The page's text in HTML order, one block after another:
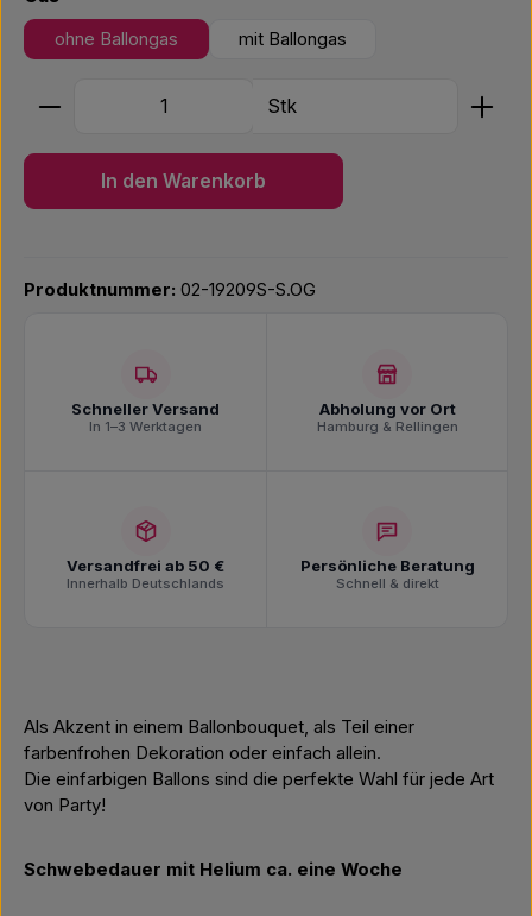
ohne Ballongas mit Ballongas
Produkt Anzahl: Gib den gewünschten Wert ein
Stk
In den Warenkorb
Produktnummer: 02-19209S-S.OG
Schneller Versand
In 1–3 Werktagen
Abholung vor Ort
Hamburg & Rellingen
Versandfrei ab 50 €
Innerhalb Deutschlands
Persönliche Beratung
Schnell & direkt
Als Akzent in einem Ballonbouquet, als Teil einer
farbenfrohen Dekoration oder einfach allein.
Die einfarbigen Ballons sind die perfekte Wahl für jede Art
von Party!
Schwebedauer mit Helium ca. eine Woche